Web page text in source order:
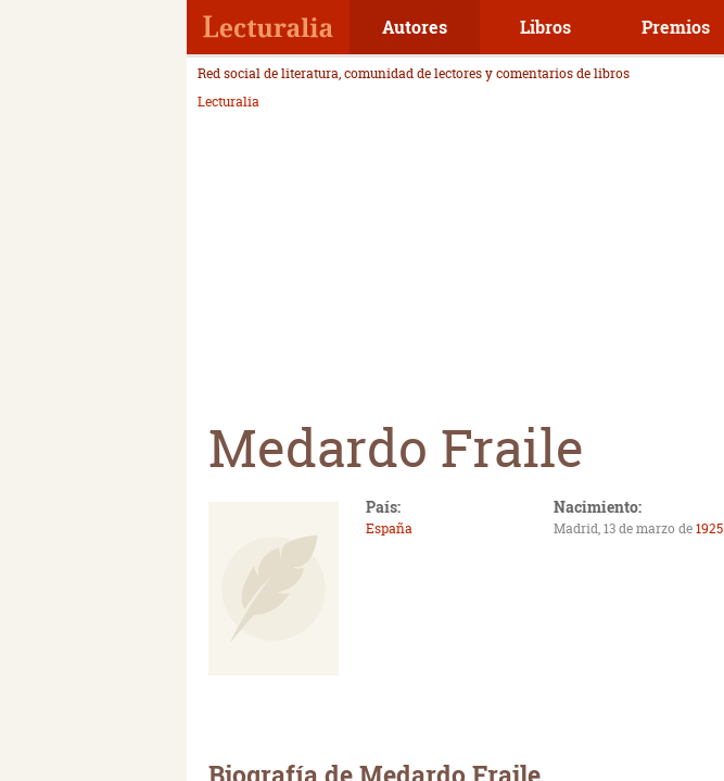
Autores Libros Premios
Red social de literatura, comunidad de lectores y comentarios de libros
Lecturalia
Medardo Fraile
País:
España
Nacimiento:
Madrid, 13 de marzo de1925
Biografía de Medardo Fraile